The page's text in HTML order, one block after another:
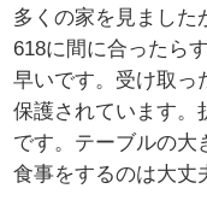
多くの家を見ました
618に間に合ったら
早いです。受け取っ
保護されています。
です。テーブルの大
食事をするのは大丈